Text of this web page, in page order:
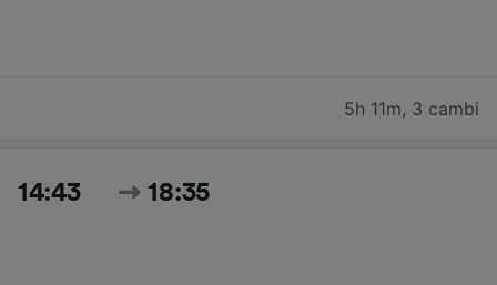
5h 11m, 3 cambi
14:43 18:35